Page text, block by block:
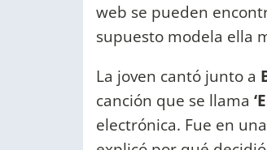
web se pueden
supuesto modela ella
La joven cantó junto a
canción que se llama
electrónica. Fue en